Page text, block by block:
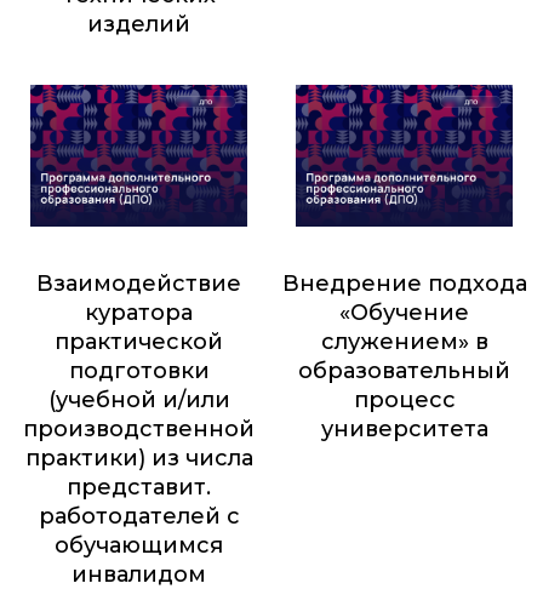
изделий
Взаимодействие
куратора
практической
подготовки
(учебной и/или
производственной
практики) из числа
представит.
работодателей с
обучающимся
инвалидом
Внедрение подхода
«Обучение
служением» в
образовательный
процесс
университета